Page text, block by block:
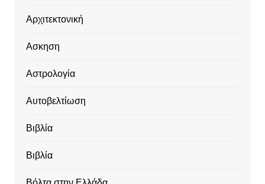
Αρχιτεκτονική
Ασκηση
Αστρολογία
Αυτοβελτίωση
Βιβλία
Βιβλία